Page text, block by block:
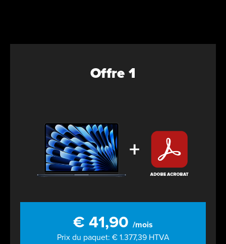
Offre 1
€ 41,90 /mois
Prix du paquet: € 1.377,39 HTVA